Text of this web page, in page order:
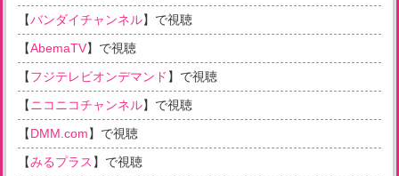
【バンダイチャンネル】で視聴
【AbemaTV】で視聴
【フジテレビオンデマンド 】で視聴
【ニコニコチャンネル】で視聴
【DMM.com】で視聴
【みるプラス 】で視聴